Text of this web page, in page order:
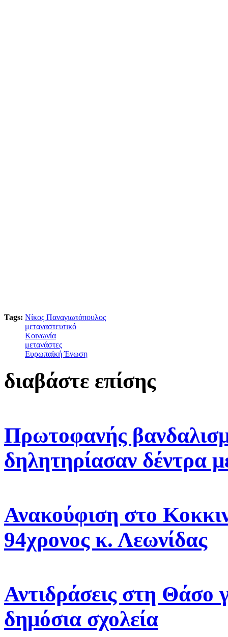
Tags: Νίκος Παναγιωτόπουλος
μεταναστευτικό
Κοινωνία
μετανάστες
Ευρωπαϊκή Ένωση
διαβάστε επίσης
Πρωτοφανής
δηλητηρίασαν δέντρα
Ανακούφιση στο
94χρονος κ. Λεωνίδας
Αντιδράσεις στη Θάσο
δημόσια σχολεία